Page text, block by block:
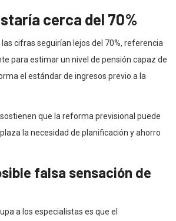
cerca del 70%
cifras seguirían lejos del 70%, referencia
para estimar un nivel de pensión capaz de
el estándar de ingresos previo a la
que la reforma previsional puede
la necesidad de planificación y ahorro
falsa sensación de
a los especialistas es que el